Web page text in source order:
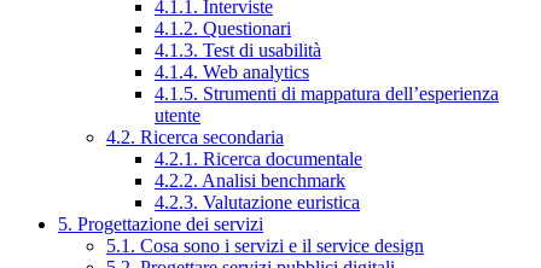
4.1.1. Interviste
4.1.2. Questionari
4.1.3. Test di usabilità
4.1.4. Web analytics
4.1.5. Strumenti di mappatura dell’esperienza
utente
4.2. Ricerca secondaria
4.2.1. Ricerca documentale
4.2.2. Analisi benchmark
4.2.3. Valutazione euristica
5. Progettazione dei servizi
5.1. Cosa sono i servizi e il service design